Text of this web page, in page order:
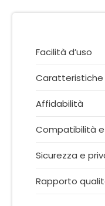
Facilità d’uso
Caratteristiche
Affidabilità
Compatibilità
Sicurezza e
Rapporto